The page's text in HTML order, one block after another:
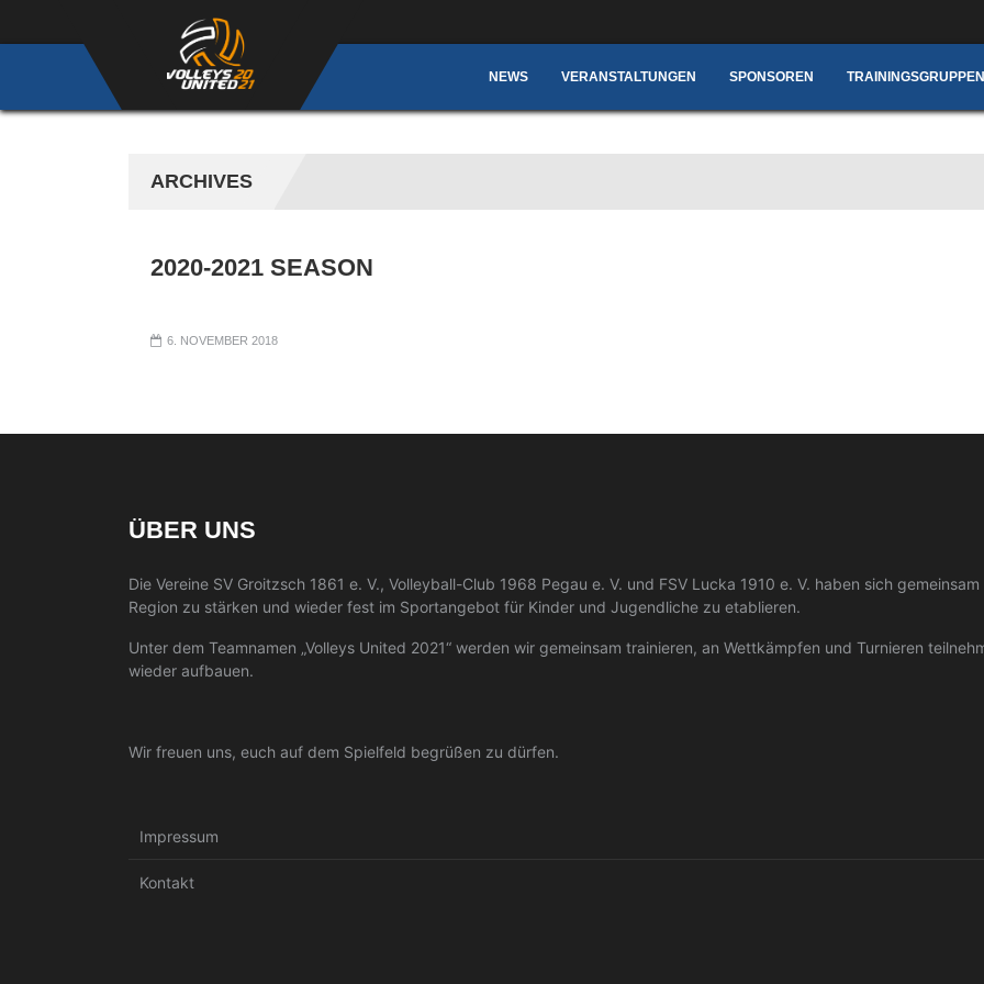
NEWS VERANSTALTUNGEN SPONSOREN
ARCHIVES
2020-2021 SEASON
6. NOVEMBER 2018
ÜBER UNS
Die Vereine SV Groitzsch 1861 e. V., Volleyball-Club 1968 Pegau e. V. und FSV Lucka 1910 e. V. haben sich
Region zu stärken und wieder fest im Sportangebot für Kinder und Jugendliche zu etablieren.
Unter dem Teamnamen „Volleys United 2021“ werden wir gemeinsam trainieren, an Wettkämpfen und Turnieren
wieder aufbauen.
Wir freuen uns, euch auf dem Spielfeld begrüßen zu dürfen.
Impressum
Kontakt